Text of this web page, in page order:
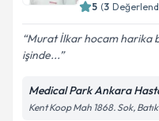
5 (3
Murat İlkar hocam harika
işinde...
Medical Park Ankara
Kent Koop Mah 1868. Sok,